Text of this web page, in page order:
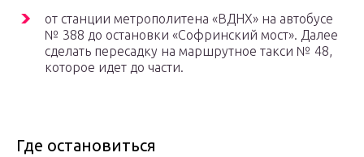
от станции метрополитена «ВДНХ» на автобусе
№ 388 до остановки «Софринский мост». Далее
сделать пересадку на маршрутное такси № 48,
которое идет до части.
Где остановиться